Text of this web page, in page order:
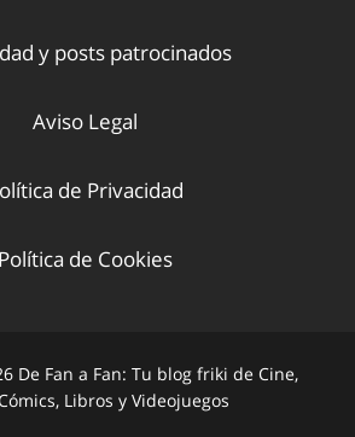
y posts patrocinados
Aviso Legal
de Privacidad
Política de Cookies
De Fan a Fan: Tu blog friki de Cine,
Libros y Videojuegos